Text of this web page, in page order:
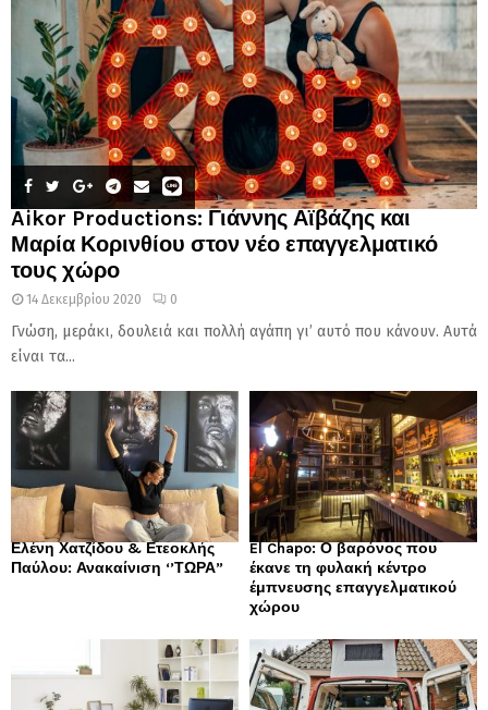
Aikor Productions: Γιάννης Αϊβάζης και
Μαρία Κορινθίου στον νέο επαγγελματικό
τους χώρο
14 Δεκεμβρίου 2020 0
Γνώση, μεράκι, δουλειά και πολλή αγάπη γι’ αυτό που κάνουν. Αυτά
είναι τα...
Ελένη Χατζίδου & Ετεοκλής
Παύλου: Ανακαίνιση ‘’ΤΩΡΑ”
El Chapo: Ο βαρόνος που
έκανε τη φυλακή κέντρο
έμπνευσης επαγγελματικού
χώρου